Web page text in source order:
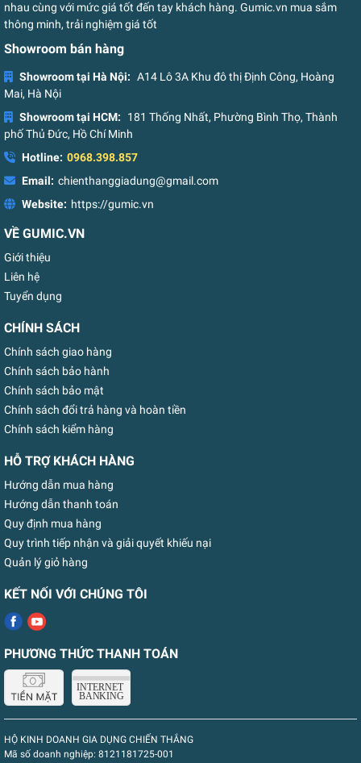
nhau cùng với mức giá tốt đến tay khách hàng. Gumic.vn mua sắm
thông minh, trải nghiệm giá tốt
Showroom bán hàng
Showroom tại Hà Nội: A14 Lô 3A Khu đô thị Định Công, Hoàng
Mai, Hà Nội
Showroom tại HCM:
181 Thống Nhất, Phường Bình Thọ, Thành
phố Thủ Đức, Hồ Chí Minh
Hotline: 0968.398.857
Email: chienthanggiadung@gmail.com
Website: https://gumic.vn
VỀ GUMIC.VN
Giới thiệu
Liên hệ
Tuyển dụng
CHÍNH SÁCH
Chính sách giao hàng
Chính sách bảo hành
Chính sách bảo mật
Chính sách đổi trả hàng và hoàn tiền
Chính sách kiểm hàng
HỖ TRỢ KHÁCH HÀNG
Hướng dẫn mua hàng
Hướng dẫn thanh toán
Quy định mua hàng
Quy trình tiếp nhận và giải quyết khiếu nại
Quản lý giỏ hàng
KẾT NỐI VỚI CHÚNG TÔI
PHƯƠNG THỨC THANH TOÁN
HỘ KINH DOANH GIA DỤNG CHIẾN THẮNG
Mã số doanh nghiệp: 8121181725-001